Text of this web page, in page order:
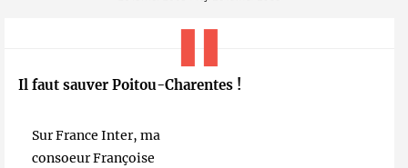
Il faut sauver Poitou-Charentes !
Sur France Inter, ma
consoeur Françoise